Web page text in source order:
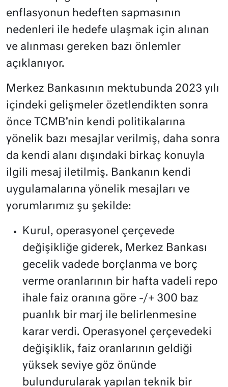
enflasyonun hedeften sapmasının
nedenleri ile hedefe ulaşmak için alınan
ve alınması gereken bazı önlemler
açıklanıyor.
Merkez Bankasının mektubunda 2023 yılı
içindeki gelişmeler özetlendikten sonra
önce TCMB’nin kendi politikalarına
yönelik bazı mesajlar verilmiş, daha sonra
da kendi alanı dışındaki birkaç konuyla
ilgili mesaj iletilmiş. Bankanın kendi
uygulamalarına yönelik mesajları ve
yorumlarımız şu şekilde:
Kurul, operasyonel çerçevede
değişikliğe giderek, Merkez Bankası
gecelik vadede borçlanma ve borç
verme oranlarının bir hafta vadeli repo
ihale faiz oranına göre -/+ 300 baz
puanlık bir marj ile belirlenmesine
karar verdi. Operasyonel çerçevedeki
değişiklik, faiz oranlarının geldiği
yüksek seviye göz önünde
bulundurularak yapılan teknik bir